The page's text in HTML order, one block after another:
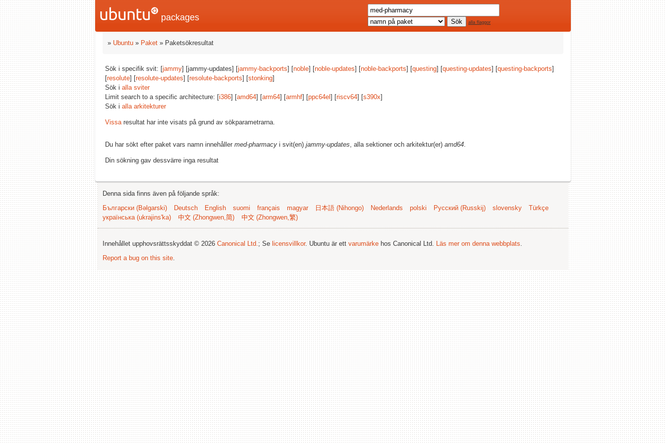
packages alla flaggor
» Ubuntu » Paket » Paketsökresultat
Sök i specifik svit: [jammy] [jammy-updates] [jammy-backports] [noble] [noble-updates] [noble-backports] [questing] [questing-updates] [questing-backports]
[resolute] [resolute-updates] [resolute-backports] [stonking]
Sök i alla sviter
Limit search to a specific architecture: [i386] [amd64] [arm64] [armhf] [ppc64el ] [riscv64] [s390x]
Sök i alla arkitekturer
Vissaresultat har inte visats på grund av sökparametrarna.
Du har sökt efter paket vars namn innehåller med-pharmacy i svit(en) jammy-updates, alla sektioner och arkitektur(er) amd64.
Din sökning gav dessvärre inga resultat
Denna sida finns även på följande språk:
Български (Bəlgarski)
Deutsch English suomi français magyar 日本語 (Nihongo) Nederlands polski Русский (Russkij) slovensky
Türkçe
українська (ukrajins'ka)
中文 (Zhongwen,简) 中文 (Zhongwen,繁)
Innehållet upphovsrättsskyddat © 2026 Canonical Ltd.; Se licensvillkor. Ubuntu är ett varumärke hos Canonical Ltd. Läs mer om denna webbplats.
Report a bug on this site.